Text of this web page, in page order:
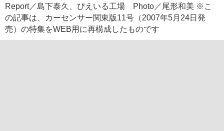
Report／島下泰久、ぴえいる工場 Photo／尾形和美 ※こ
の記事は、カーセンサー関東版11号（2007年5月24日発
売）の特集をWEB用に再構成したものです